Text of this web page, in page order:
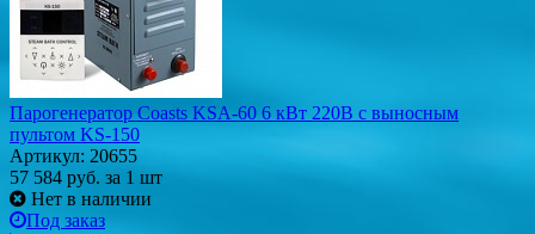
Парогенератор Coasts KSA-60 6 кВт 220В с выносным
пультом KS-150
Артикул: 20655
57 584 руб. за 1 шт
Нет в наличии
Под заказ